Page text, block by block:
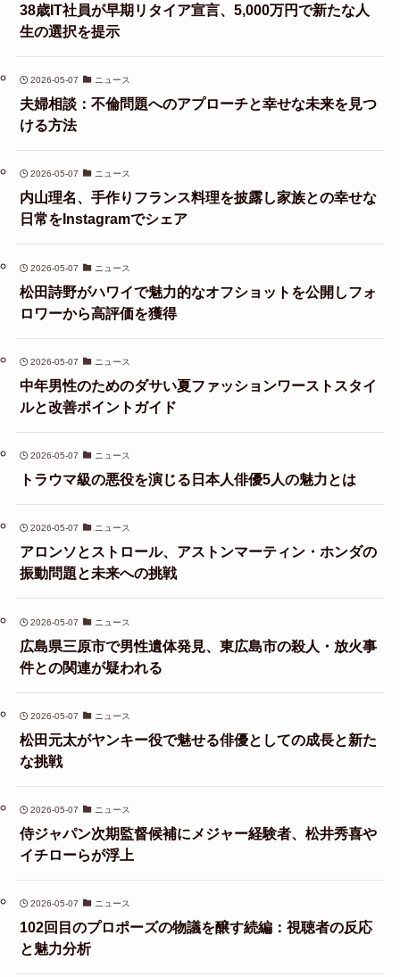
38歳IT社員が早期リタイア宣言、5,000万円で新たな人
生の選択を提示
2026-05-07 ニュース
夫婦相談：不倫問題へのアプローチと幸せな未来を見つ
ける方法
2026-05-07 ニュース
内山理名、手作りフランス料理を披露し家族との幸せな
日常をInstagramでシェア
2026-05-07 ニュース
松田詩野がハワイで魅力的なオフショットを公開しフォ
ロワーから高評価を獲得
2026-05-07 ニュース
中年男性のためのダサい夏ファッションワーストスタイ
ルと改善ポイントガイド
2026-05-07 ニュース
トラウマ級の悪役を演じる日本人俳優5人の魅力とは
2026-05-07 ニュース
アロンソとストロール、アストンマーティン・ホンダの
振動問題と未来への挑戦
2026-05-07 ニュース
広島県三原市で男性遺体発見、東広島市の殺人・放火事
件との関連が疑われる
2026-05-07 ニュース
松田元太がヤンキー役で魅せる俳優としての成長と新た
な挑戦
2026-05-07 ニュース
侍ジャパン次期監督候補にメジャー経験者、松井秀喜や
イチローらが浮上
2026-05-07 ニュース
102回目のプロポーズの物議を醸す続編：視聴者の反応
と魅力分析